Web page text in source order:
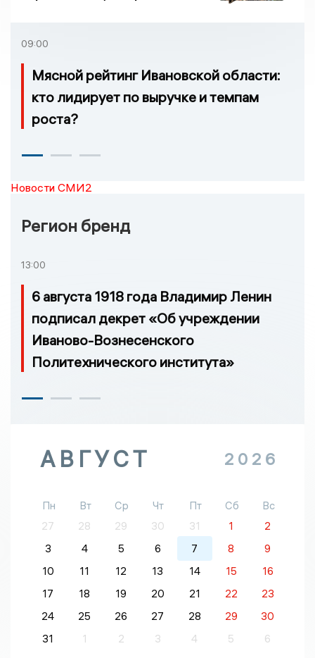
09:00
Мясной рейтинг Ивановской области:
кто лидирует по выручке и темпам
роста?
Новости СМИ2
Регион бренд
13:00
6 августа 1918 года Владимир Ленин
подписал декрет «Об учреждении
Иваново-Вознесенского
Политехнического института»
АВГУСТ 2026
Пн Вт Ср Чт Пт Сб
Вс
27
28 29 30 31 1
2
3
4 5 6 7 8
9
10
11 12 13 14 15
16
17
18 19 20 21 22
23
24
25 26 27 28 29
30
31
1 2 3 4 5 6